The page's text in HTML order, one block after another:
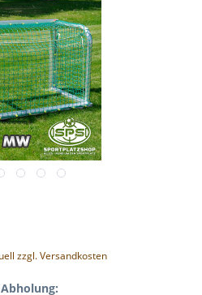
zzgl. Versandkosten